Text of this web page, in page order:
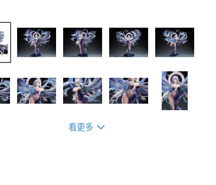
看更多